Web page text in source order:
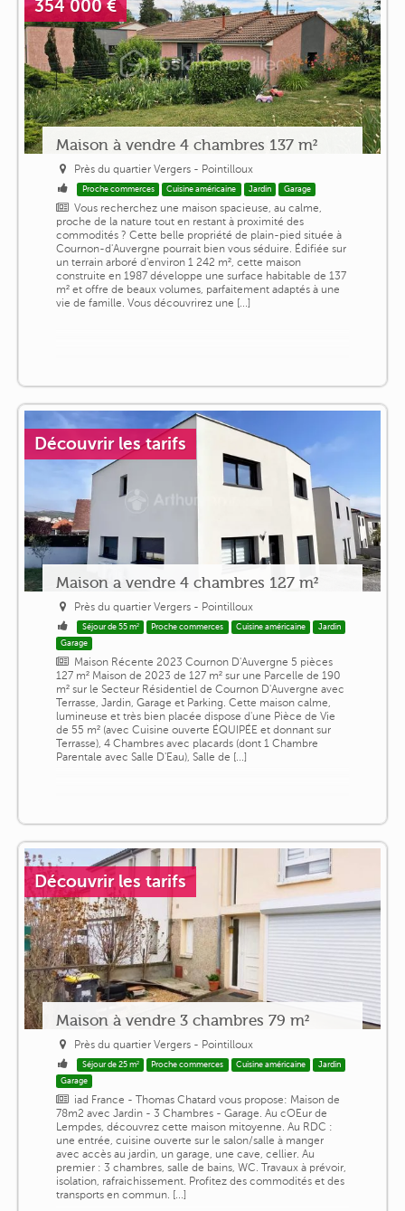
354 000 €
Maison à vendre 4 chambres 137 m²
Près du quartier Vergers - Pointilloux
Proche commerces Cuisine américaine Jardin Garage
Vous recherchez une maison spacieuse, au calme,
proche de la nature tout en restant à proximité des
commodités ? Cette belle propriété de plain-pied située à
Cournon-d'Auvergne pourrait bien vous séduire. Édifiée sur
un terrain arboré d'environ 1 242 m², cette maison
construite en 1987 développe une surface habitable de 137
m² et offre de beaux volumes, parfaitement adaptés à une
vie de famille. Vous découvrirez une [...]
Découvrir les tarifs
Maison a vendre 4 chambres 127 m²
Près du quartier Vergers - Pointilloux
Séjour de 55 m² Proche commerces Cuisine américaine
Jardin
Garage
Maison Récente 2023 Cournon D'Auvergne 5 pièces
127 m² Maison de 2023 de 127 m² sur une Parcelle de 190
m² sur le Secteur Résidentiel de Cournon D'Auvergne avec
Terrasse, Jardin, Garage et Parking. Cette maison calme,
lumineuse et très bien placée dispose d'une Pièce de Vie
de 55 m² (avec Cuisine ouverte ÉQUIPÉE et donnant sur
Terrasse), 4 Chambres avec placards (dont 1 Chambre
Parentale avec Salle D'Eau), Salle de [...]
Découvrir les tarifs
Maison à vendre 3 chambres 79 m²
Près du quartier Vergers - Pointilloux
Séjour de 25 m² Proche commerces Cuisine américaine
Jardin
Garage
iad France - Thomas Chatard vous propose: Maison de
78m2 avec Jardin - 3 Chambres - Garage. Au cOEur de
Lempdes, découvrez cette maison mitoyenne. Au RDC :
une entrée, cuisine ouverte sur le salon/salle à manger
avec accès au jardin, un garage, une cave, cellier. Au
premier : 3 chambres, salle de bains, WC. Travaux à prévoir,
isolation, rafraichissement. Profitez des commodités et des
transports en commun. [...]